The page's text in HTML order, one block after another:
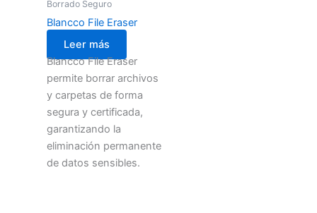
Borrado Seguro
Blancco File Eraser
Leer más
Blancco File Eraser
permite borrar archivos
y carpetas de forma
segura y certificada,
garantizando la
eliminación permanente
de datos sensibles.